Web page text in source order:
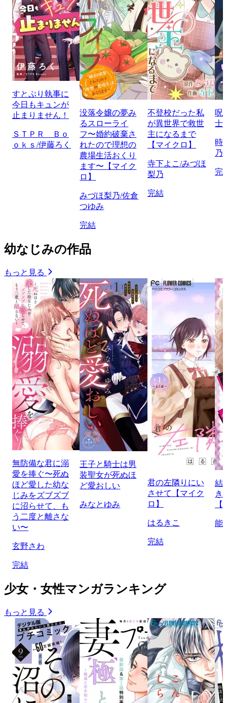
すとぷり執事に
今日もキュンが
止まりません！
ＳＴＰＲ Ｂｏ
ｏｋｓ/伊藤ろく
没落令嬢の夢み
るスローライ
フ〜婚約破棄さ
れたので理想の
農場生活おくり
ます〜【マイク
ロ】
みづほ梨乃/佐倉
つゆみ
完結
不登校だった私
が異世界で救世
主になるまで
【マイクロ】
寺下よこ/みづほ
梨乃
完結
呪
士
時
乃
完
幼なじみの作品
もっと見る
無防備な君に溺
愛を捧ぐ〜死ぬ
ほど愛した幼な
じみをズブズブ
に沼らせて、も
う二度と離さな
い〜
玄野さわ
完結
王子と騎士は男
装聖女が死ぬほ
ど愛おしい
みなとゆみ
君の左隣りにい
させて【マイク
ロ】
はるきこ
完結
結
き
能
少女・女性マンガランキング
もっと見る